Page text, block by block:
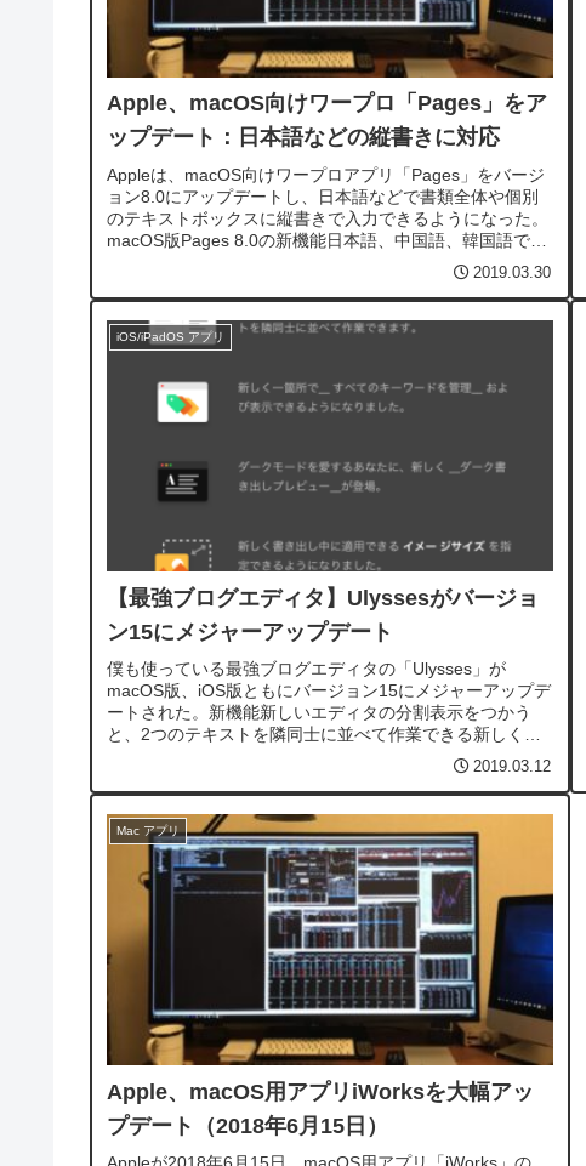
Apple、macOS向けワープロ「Pages」をア
ップデート：日本語などの縦書きに対応
Appleは、macOS向けワープロアプリ「Pages」をバージ
ョン8.0にアップデートし、日本語などで書類全体や個別
のテキストボックスに縦書きで入力できるようになった。
macOS版Pages 8.0の新機能日本語、中国語、韓国語で書
類全体または個別のテキストボックスに縦書き入力ができ
2019.03.30
iOS/iPadOS アプリ
【最強ブログエディタ】Ulyssesがバージョ
ン15にメジャーアップデート
僕も使っている最強ブログエディタの「Ulysses」が
macOS版、iOS版ともにバージョン15にメジャーアップデ
ートされた。新機能新しいエディタの分割表示をつかう
と、2つのテキストを隣同士に並べて作業できる新しく一
箇所ですべてのキーワードを管理および表示できるように
2019.03.12
Mac アプリ
Apple、macOS用アプリiWorksを大幅アッ
プデート（2018年6月15日）